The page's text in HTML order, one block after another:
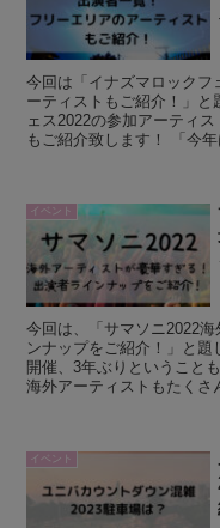
今回は「イナズマロックフ
ーティストもご紹介！」と
ェス2022の参加アーティ
もご紹介致します！ 「今年
イベント
今回は、「サマソニ2022
ンナップをご紹介！」と
開催、3年ぶりということ
海外アーティストもたくさ
イベント